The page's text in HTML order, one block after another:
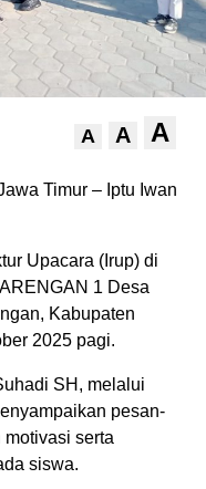
A A A
Timur – Iptu Iwan
Upacara (Irup) di
1 Desa
Kabupaten
2025 pagi.
SH, melalui
pesan-
serta
siswa.